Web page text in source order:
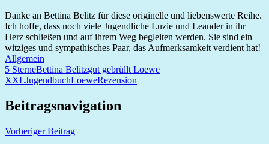
Danke an Bettina Belitz für diese originelle und liebenswerte Reihe.
Ich hoffe, dass noch viele Jugendliche Luzie und Leander in ihr
Herz schließen und auf ihrem Weg begleiten werden. Sie sind ein
witziges und sympathisches Paar, das Aufmerksamkeit verdient hat!
Allgemein
5 SterneBettina Belitzgut gebrüllt Loewe
XXLJugendbuchLoeweRezension
Beitragsnavigation
Vorheriger Beitrag